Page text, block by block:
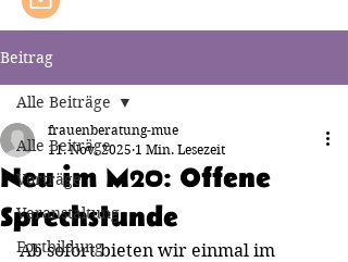
Beitrag
Alle Beiträge
Vorträge
Veranstaltung
Fortbildung
Alle Beiträge
Neu im M20: Offene
Sprechstunde
frauenberatung-mue
11. Nov. 2025 1 Min. Lesezeit
Ab sofort bieten wir einmal im